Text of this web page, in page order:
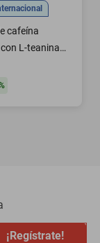
cafeína
L-teanina
tabletas x2
¡Regístrate!